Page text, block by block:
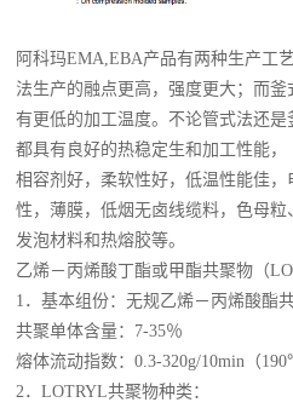
阿科玛EMA,EBA产品有两种生产工
法生产的融点更高，强度更大；而
有更低的加工温度。不论管式法还是
都具有良好的热稳定生和加工性能
相容剂好，柔软性好，低温性能佳
性，薄膜，低烟无卤线缆料，色母粒
发泡材料和热熔胶等。
乙烯－丙烯酸丁酯或甲酯共聚物（
1．基本组份：无规乙烯－丙烯酸酯
共聚单体含量：7-35％
熔体流动指数：0.3-320g/10min（
2．LOTRYL共聚物种类：